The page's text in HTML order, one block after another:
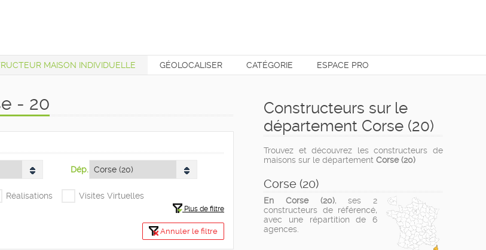
MAISON INDIVIDUELLE GÉOLOCALISER CATÉGORIE
ESPACE PRO
Constructeurs sur le
département Corse (20)
Trouvez et découvrez les constructeurs de
maisons sur le département Corse (20)
Corse (20)
En Corse (20), ses 2
constructeurs de référencé,
avec une répartition de 6
agences.
- 20
Dép.
Réalisations Visites Virtuelles
Plus de filtre
Annuler le filtre